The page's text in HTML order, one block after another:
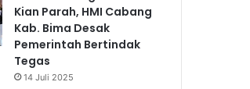
Kian Parah, HMI Cabang
Kab. Bima Desak
Pemerintah Bertindak
Tegas
14 Juli 2025